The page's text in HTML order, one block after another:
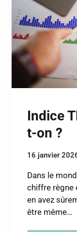
Indice
t-on ?
16 janvier
Dans le
chiffre règne
en avez
être même…